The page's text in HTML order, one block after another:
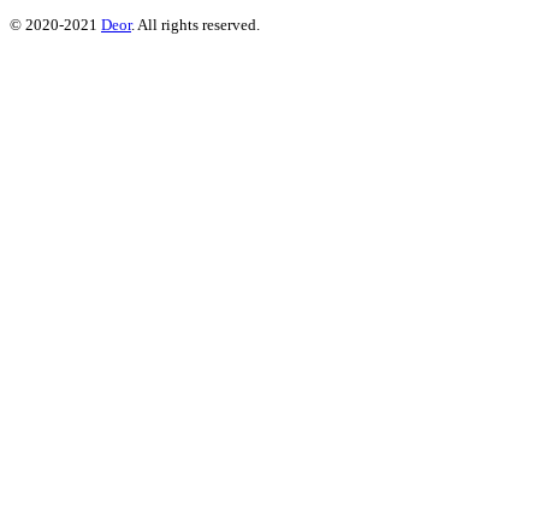
© 2020-2021 Deor. All rights reserved.